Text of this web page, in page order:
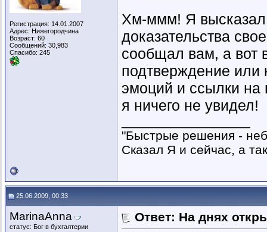
Регистрация: 14.01.2007
Адрес: Нижегородчина
Возраст: 60
Сообщений: 30,983
Спасибо: 245
Хм-ммм! Я
доказательства
сообщал вам, а вот
подтверждение или
эмоций и ссылки на
я ничего не увидел!
"Быстрые решения -
Сказал Я и сейчас, а
25.06.2009, 00:33
MarinaAnna
статус: Бог в бухгалтерии
Ответ: На днях